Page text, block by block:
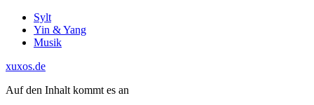
Sylt
Yin & Yang
Musik
xuxos.de
Auf den Inhalt kommt es an